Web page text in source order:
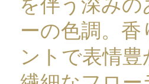
を伴う深みの
ーの色調。
ントで表情豊